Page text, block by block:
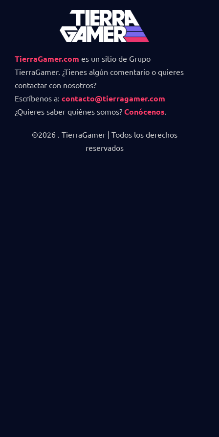
TierraGamer.com es un sitio de Grupo
TierraGamer. ¿Tienes algún comentario o quieres
contactar con nosotros?
Escríbenos a: contacto@tierragamer.com
¿Quieres saber quiénes somos? Conócenos.
©2026 . TierraGamer | Todos los derechos
reservados